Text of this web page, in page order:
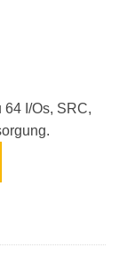
I/Os, SRC,